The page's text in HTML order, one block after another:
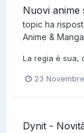
Nuovi anime
topic ha
Anime & Manga
La regia è sua,
23
Dynit -